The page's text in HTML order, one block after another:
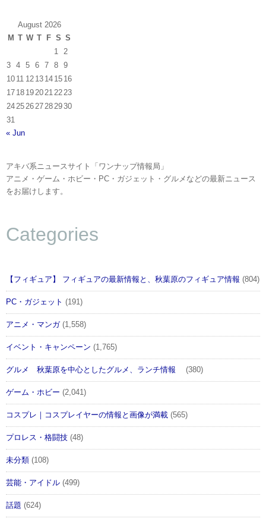
August 2026
M T W T F S S
1
2
3
4 5 6 7 8
9
10 11 12 13 14 15 16
17 18 19 20 21 22 23
24 25 26 27 28 2930
31
« Jun
アキバ系ニュースサイト「ワンナップ情報局」
アニメ・ゲーム・ホビー・PC・ガジェット・グルメなどの最新ニュース
をお届けします。
Categories
【フィギュア】 フィギュアの最新情報と、秋葉原のフィギュア情報 (804)
PC・ガジェット (191)
アニメ・マンガ(1,558)
イベント・キャンペーン (1,765)
グルメ 秋葉原を中心としたグルメ、ランチ情報 (380)
ゲーム・ホビー (2,041)
コスプレ｜コスプレイヤーの情報と画像が満載 (565)
プロレス・格闘技 (48)
未分類 (108)
芸能・アイドル (499)
話題 (624)